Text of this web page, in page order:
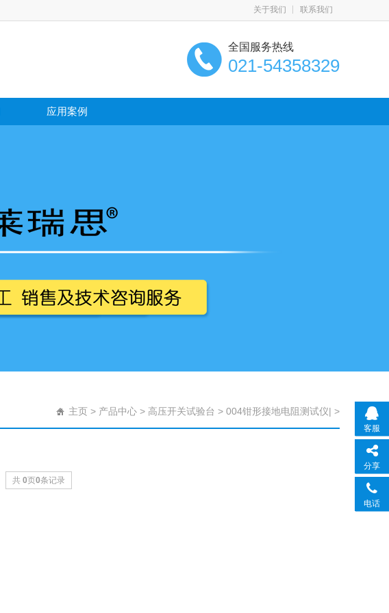
关于我们 联系我们
全国服务热线
021-54358329
应用案例
主页 > 产品中心 > 高压开关试验台 > 004钳形接地电阻测试仪| >
共 0页0条记录
客服
分享
电话